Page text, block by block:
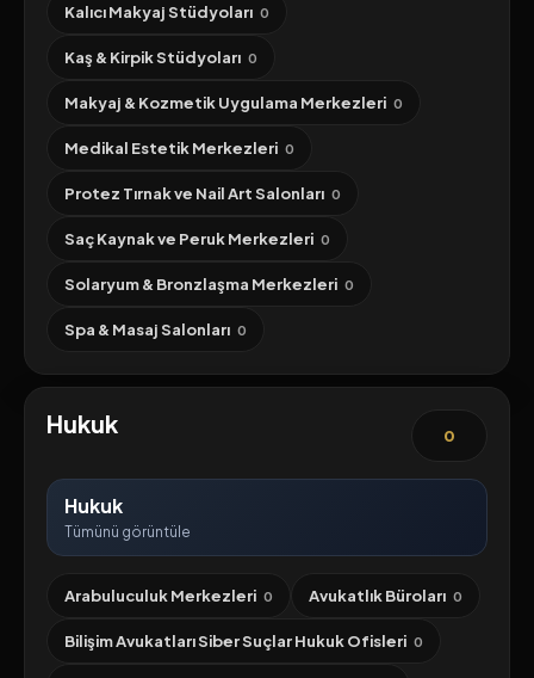
Kalıcı Makyaj Stüdyoları 0
Kaş & Kirpik Stüdyoları 0
Makyaj & Kozmetik Uygulama Merkezleri 0
Medikal Estetik Merkezleri 0
Protez Tırnak ve Nail Art Salonları 0
Saç Kaynak ve Peruk Merkezleri 0
Solaryum & Bronzlaşma Merkezleri 0
Spa & Masaj Salonları 0
Hukuk 0
Hukuk
Tümünü görüntüle
Arabuluculuk Merkezleri 0 Avukatlık Büroları 0
Bilişim Avukatları Siber Suçlar Hukuk Ofisleri 0